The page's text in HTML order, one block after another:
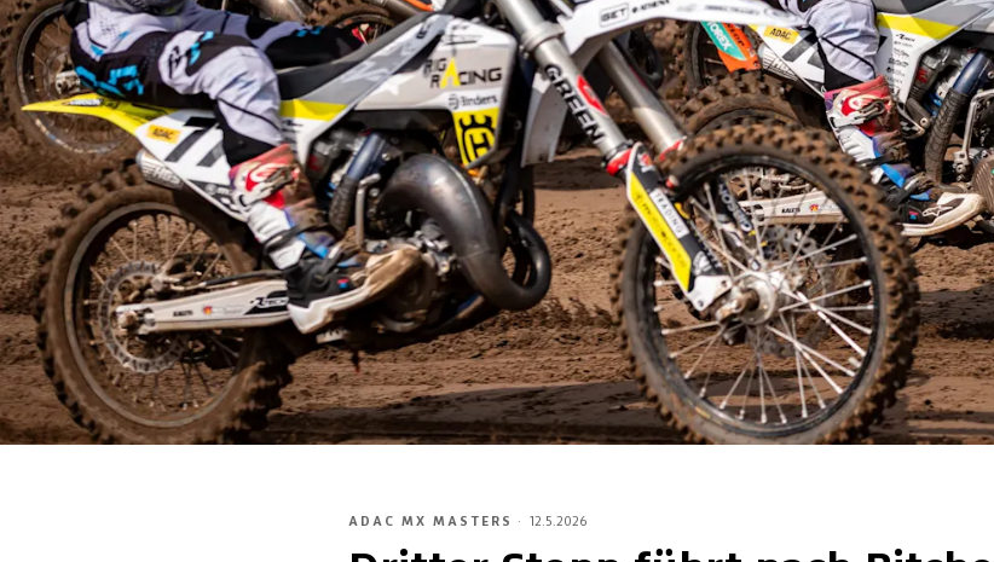
ADAC MX MASTERS · 12.5.2026